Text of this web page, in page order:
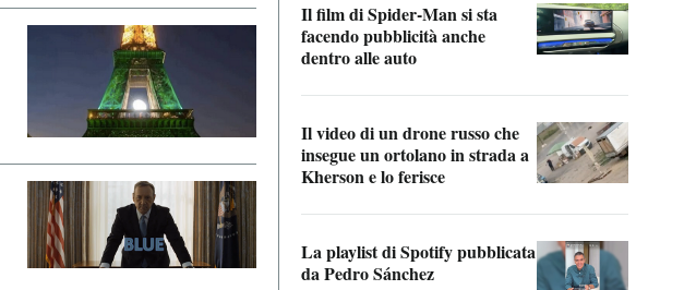
Il film di Spider-Man si sta
facendo pubblicità anche
dentro alle auto
Il video di un drone russo che
insegue un ortolano in strada a
Kherson e lo ferisce
La playlist di Spotify pubblicata
da Pedro Sánchez